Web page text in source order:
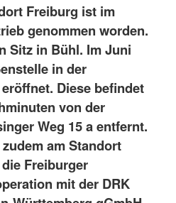
Freiburg ist im
genommen worden.
Sitz in Bühl. Im Juni
in der
Diese befindet
von der
Weg 15 a entfernt.
am Standort
Freiburger
mit der DRK